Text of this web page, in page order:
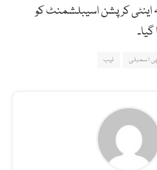
کرپشن اسیبلشمنٹ کو
اسمبلی نیب